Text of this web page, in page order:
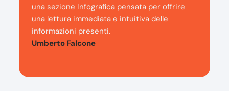
una sezione Infografica pensata per offrire
una lettura immediata e intuitiva delle
informazioni presenti.
Umberto Falcone